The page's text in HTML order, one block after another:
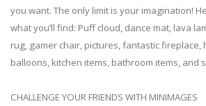
you want. The only limit is your imagination!
what you’ll find: Puff cloud, dance mat, lava
rug, gamer chair, pictures, fantastic fireplace,
balloons, kitchen items, bathroom items, and
CHALLENGE YOUR FRIENDS WITH MINIMAGES